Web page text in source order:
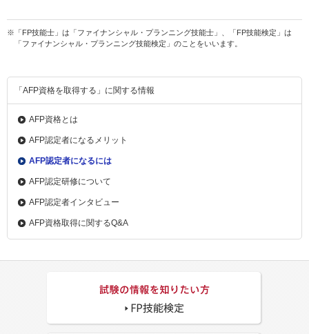
※「FP技能士」は「ファイナンシャル・プランニング技能士」、「FP技能検定」は
「ファイナンシャル・プランニング技能検定」のことをいいます。
「AFP資格を取得する」に関する情報
AFP資格とは
AFP認定者になるメリット
AFP認定者になるには
AFP認定研修について
AFP認定者インタビュー
AFP資格取得に関するQ&A